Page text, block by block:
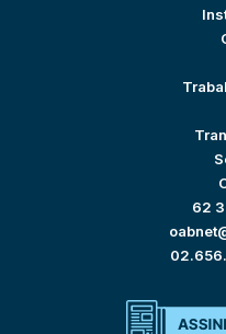
62